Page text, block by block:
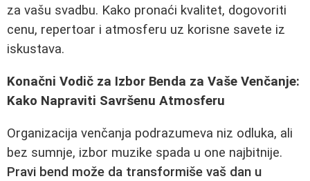
za vašu svadbu. Kako pronaći kvalitet, dogovoriti
cenu, repertoar i atmosferu uz korisne savete iz
iskustava.
Konačni Vodič za Izbor Benda za Vaše Venčanje:
Kako Napraviti Savršenu Atmosferu
Organizacija venčanja podrazumeva niz odluka, ali
bez sumnje, izbor muzike spada u one najbitnije.
Pravi bend može da transformiše vaš dan u